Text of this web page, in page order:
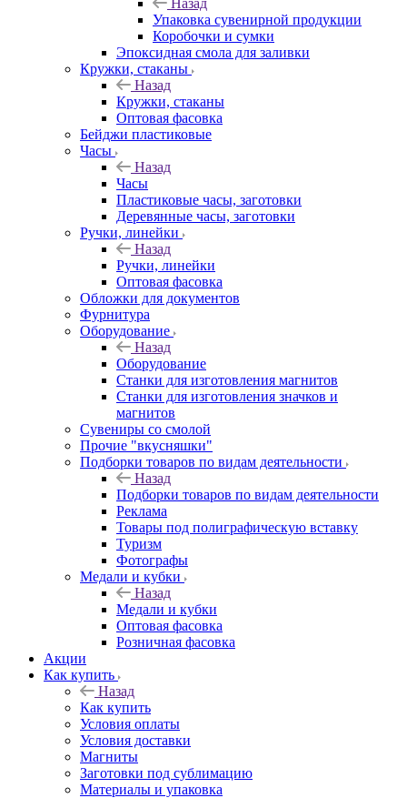
Назад
Упаковка сувенирной продукции
Коробочки и сумки
Эпоксидная смола для заливки
Кружки, стаканы
Назад
Кружки, стаканы
Оптовая фасовка
Бейджи пластиковые
Часы
Назад
Часы
Пластиковые часы, заготовки
Деревянные часы, заготовки
Ручки, линейки
Назад
Ручки, линейки
Оптовая фасовка
Обложки для документов
Фурнитура
Оборудование
Назад
Оборудование
Станки для изготовления магнитов
Станки для изготовления значков и
магнитов
Сувениры со смолой
Прочие "вкусняшки"
Подборки товаров по видам деятельности
Назад
Подборки товаров по видам деятельности
Реклама
Товары под полиграфическую вставку
Туризм
Фотографы
Медали и кубки
Назад
Медали и кубки
Оптовая фасовка
Розничная фасовка
Акции
Как купить
Назад
Как купить
Условия оплаты
Условия доставки
Магниты
Заготовки под сублимацию
Материалы и упаковка